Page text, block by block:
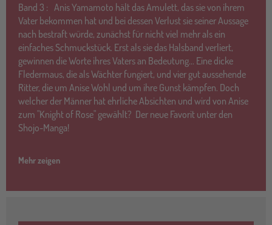
Band 3 : Anis Yamamoto hält das Amulett, das sie von ihrem
Vater bekommen hat und bei dessen Verlust sie seiner Aussage
nach bestraft würde, zunächst für nicht viel mehr als ein
einfaches Schmuckstück. Erst als sie das Halsband verliert,
gewinnen die Worte ihres Vaters an Bedeutung... Eine dicke
Fledermaus, die als Wächter fungiert, und vier gut aussehende
Ritter, die um Anise Wohl und um ihre Gunst kämpfen. Doch
welcher der Männer hat ehrliche Absichten und wird von Anise
zum "Knight of Rose" gewählt? Der neue Favorit unter den
Shojo-Manga!
Mehr zeigen